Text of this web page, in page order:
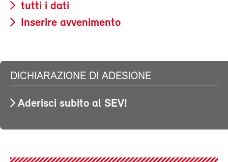
tutti i dati
Inserire avvenimento
DICHIARAZIONE DI ADESIONE
Aderisci subito al SEV!